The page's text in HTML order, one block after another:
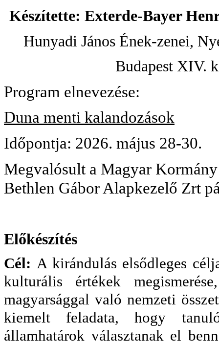
Készítette: Exterde-Bayer
Hunyadi János Ének-zenei,
Budapest XIV.
Program elnevezése:
Duna menti kalandozások
Időpontja: 2026. május 28-30.
Megvalósult a Magyar
Bethlen Gábor Alapkezelő Zrt
Előkészítés
Cél: A kirándulás elsődleges
kulturális értékek
magyarsággal való nemzeti
kiemelt feladata, hogy
államhatárok választanak el